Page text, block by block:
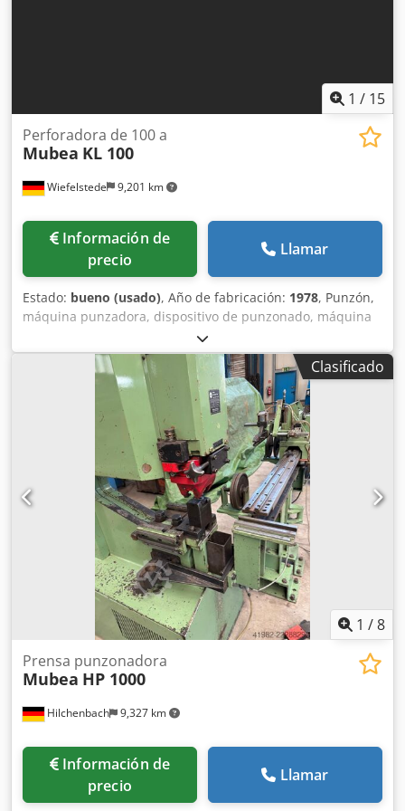
1 / 15
Wiefelstede 9,201 km
Perforadora de 100 a
Mubea KL 100
Información de
precio
Llamar
Estado: bueno (usado), Año de fabricación: 1978, Punzón,
máquina punzadora, dispositivo de punzonado, máquina
perforadora, perforadora, perforadora de copia,
perforadora de tope, perforadora, perforadora excéntrica,
perforadora en serie, máquina punzadora, prensa
punzadora - Fabricante: Mubea, perforadora tipo KL 100 -
Capacidad de presión: 100 toneladas - Capacidad de
punzonado: ver foto en la placa de características -
Empuje: 500 mm Dcedpfewrn U Hjx An Nsk - Accesorios:
incluidos (ver fotos) - Dimensiones: 1460/880/Al. 2100 mm -
Peso: 2660 kg
Clasificado
1 /8
Hilchenbach 9,327 km
Prensa punzonadora
Mubea HP 1000
Información de
precio
Llamar